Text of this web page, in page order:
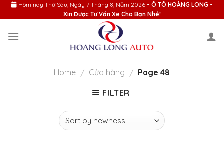
Skip
to
Hôm nay Thứ Sáu, Ngày 7 Tháng 8, Năm 2026 - Ô TÔ HOÀNG LONG -
Xin Được Tư Vấn Xe Cho Bạn Nhé!
Home / Cửa hàng / Page 48
FILTER